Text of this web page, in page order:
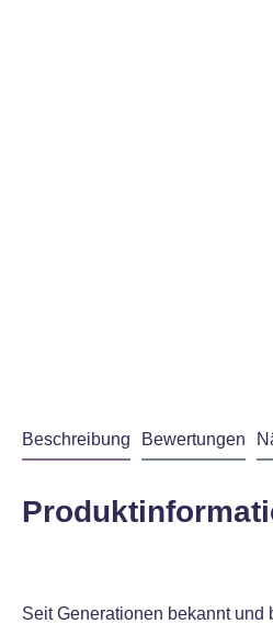
Beschreibung Bewertungen
Seit Generationen bekannt